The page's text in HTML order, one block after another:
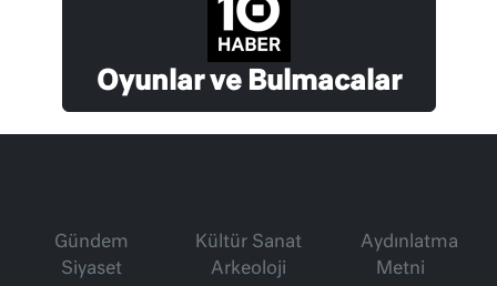
Oyunlar ve Bulmacalar
Gündem
Siyaset
Kültür Sanat
Arkeoloji
Aydınlatma
Metni